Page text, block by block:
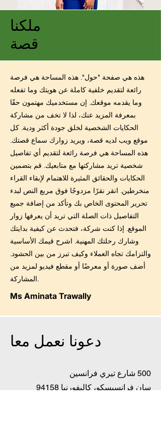
ملكنا
قصة
هذه هي صفحة "حول". هذه المساحة هي فرصة
رائعة لتقديم خلفية كاملة عن هويتك وما تفعله
وما يقدمه موقعك. إن مستخدميك مهتمون حقًا
بمعرفة المزيد عنك، لذا لا تخف من مشاركة
الحكايات الشخصية لخلق جودة أكثر ودية. كل
موقع ويب لديه قصة، ويريد زوارك سماع قصتك.
هذه المساحة هي فرصة رائعة لتقديم أي تفاصيل
شخصية تريد مشاركتها مع متابعيك. قم بتضمين
الحكايات والحقائق المثيرة للاهتمام لإبقاء القراء
منخرطين. انقر نقرًا مزدوجًا فوق مربع النص لبدء
تحرير المحتوى الخاص بك وتأكد من إضافة جميع
التفاصيل ذات الصلة التي تريد أن يعرفها زوار
الموقع. إذا كنت شركة، فتحدث عن كيفية بدايتك
وشارك رحلتك المهنية. اشرح قيمك الأساسية
والتزامك تجاه العملاء وكيف تبرز من بين الحشود.
أضف صورة أو معرضًا أو مقطع فيديو لمزيد من
Ms Aminata Trawally
دعونا نعمل معا
500 شارع تيري فرانسين
سان فرانسيسكو، كاليفورنيا 94158